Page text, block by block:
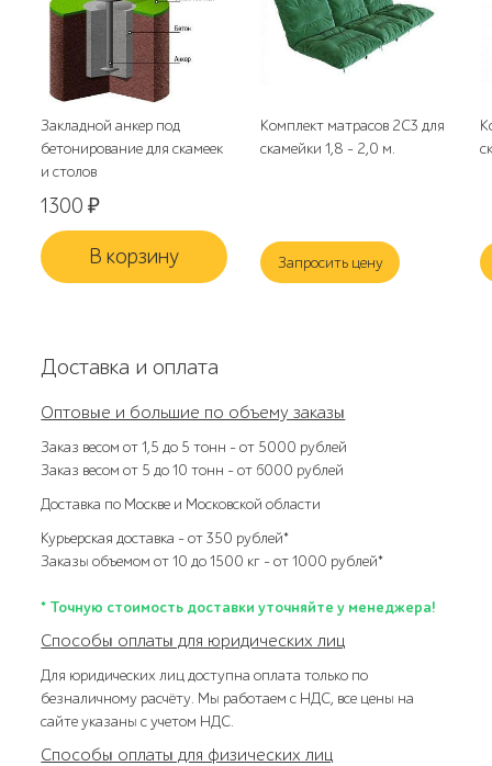
Закладной анкер под
бетонирование для скамеек
и столов
1300₽
В корзину
Комплект матрасов 2С3 для
скамейки 1,8 - 2,0 м.
Запросить цену
Доставка и оплата
Оптовые и большие по объему заказы
Заказ весом от 1,5 до 5 тонн – от 5000 рублей
Заказ весом от 5 до 10 тонн – от 6000 рублей
Доставка по Москве и Московской области
Курьерская доставка – от 350 рублей*
Заказы объемом от 10 до 1500 кг – от 1000 рублей*
* Точную стоимость доставки уточняйте у менеджера!
Способы оплаты для юридических лиц
Для юридических лиц доступна оплата только по
безналичному расчёту. Мы работаем с НДС, все цены на
сайте указаны с учетом НДС.
Способы оплаты для физических лиц